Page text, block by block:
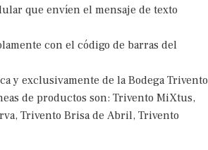
que envíen el mensaje de texto
con el código de barras del
y exclusivamente de la Bodega Trivento
de productos son: Trivento MiXtus,
Trivento Brisa de Abril, Trivento